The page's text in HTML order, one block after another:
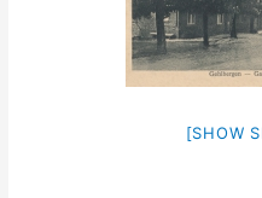
[SHOW